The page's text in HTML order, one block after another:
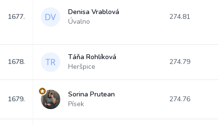
1677.
Denisa Vrablová
Úvalno
274.81
1678.
Táňa Rohlíková
Heršpice
274.79
1679.
Sorina Prutean
Písek
274.76